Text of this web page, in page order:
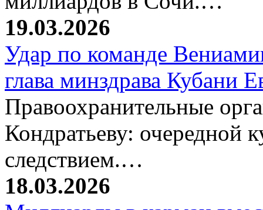
19.03.2026
Удар по команде
глава минздрава Кубани
Правоохранительные
Кондратьеву: очередной
следствием.…
18.03.2026